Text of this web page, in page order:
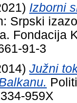
Izborni
Srpski
Fondacija
91-3
Južni
959X